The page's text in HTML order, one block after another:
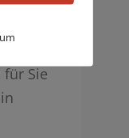
für Sie